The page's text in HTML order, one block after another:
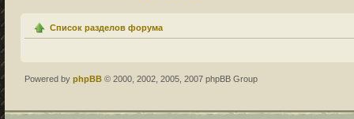
Список разделов форума
Powered by phpBB © 2000, 2002, 2005, 2007 phpBB Group